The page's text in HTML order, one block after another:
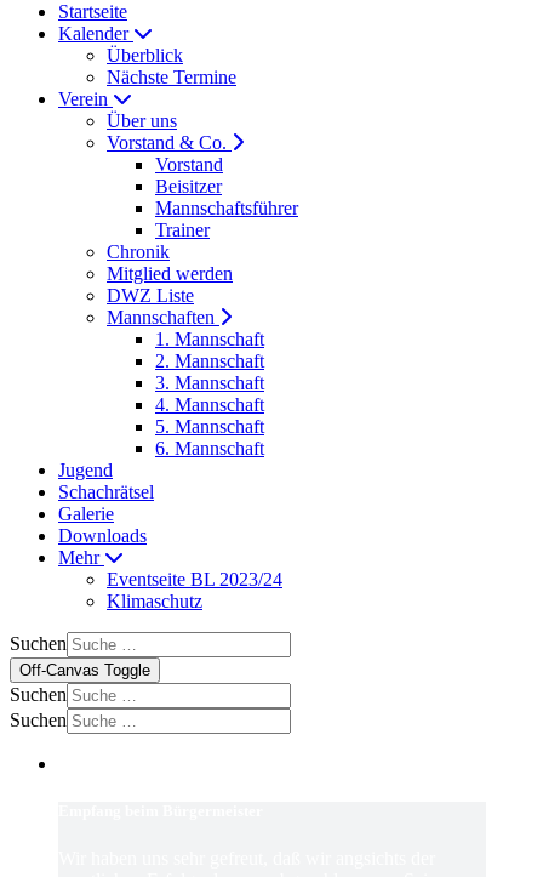
Startseite
Kalender
Überblick
Nächste Termine
Verein
Über uns
Vorstand & Co.
Vorstand
Beisitzer
Mannschaftsführer
Trainer
Chronik
Mitglied werden
DWZ Liste
Mannschaften
1. Mannschaft
2. Mannschaft
3. Mannschaft
4. Mannschaft
5. Mannschaft
6. Mannschaft
Jugend
Schachrätsel
Galerie
Downloads
Mehr
Eventseite BL 2023/24
Klimaschutz
Suchen
Off-Canvas Toggle
Suchen
Suchen